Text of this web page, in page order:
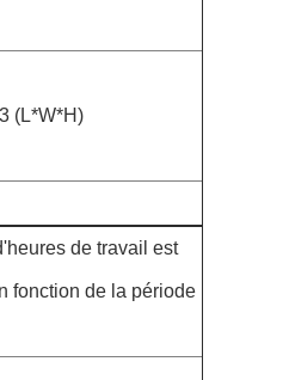
(L*W*H)
de travail est
fonction de la période